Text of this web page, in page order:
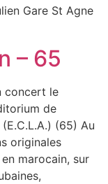
Gare St Agne
– 65
concert le
de
(65) Au
originales
marocain, sur